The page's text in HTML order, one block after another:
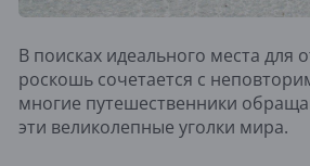
В поисках идеального места для
роскошь сочетается с
многие путешественники
эти великолепные уголки мира.